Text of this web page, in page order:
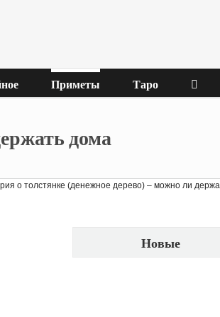
Приметы Таро
дома
о толстянке (денежное дерево) – можно ли
Новые